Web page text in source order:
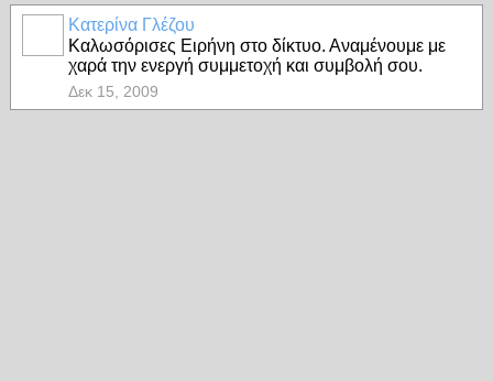
Κατερίνα Γλέζου
Καλωσόρισες Ειρήνη στο δίκτυο. Αναμένουμε με
χαρά την ενεργή συμμετοχή και συμβολή σου.
Δεκ 15, 2009